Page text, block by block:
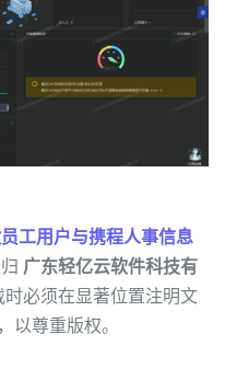
工用户与携程人事信息
广东轻亿云软件科技有
必须在显著位置注明文
以尊重版权。